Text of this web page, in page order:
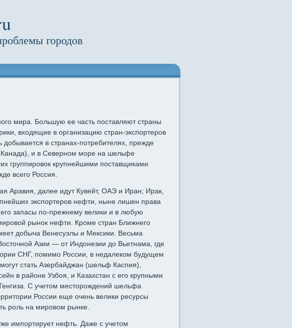
городов
мира. Большую ее часть поставляют страны
входящие в организацию стран-экспортеров
в странах-потребителях, прежде
и в Северном море на шель­фе
группировок крупней­шими поставщиками
всего Россия.
Аравия, далее идут Ку­вейт, ОАЭ и Иран; Ирак,
экспортеров нефти, ныне лишен права
запасы по-прежнему велики и в любую
рынок нефти. Кроме стран Ближнего
добыча Венесуэлы и Мексики. Весьма
Азии — от Индонезии до Вьетнама, где
СНГ, помимо России, в недалеком будущем
стать Азер­байджан (шельф Каспия),
в районе Узбоя, и Казахстан с его крупными
С учетом месторождений шель­фа
России еще очень велики ресурсы
роль на мировом рынке.
импортирует нефть. Да­же с учетом